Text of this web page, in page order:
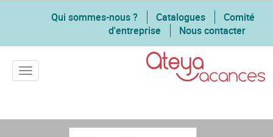
Qui sommes-nous ? Catalogues
Comité
d'entreprise
Nous contacter
Toggle navigation